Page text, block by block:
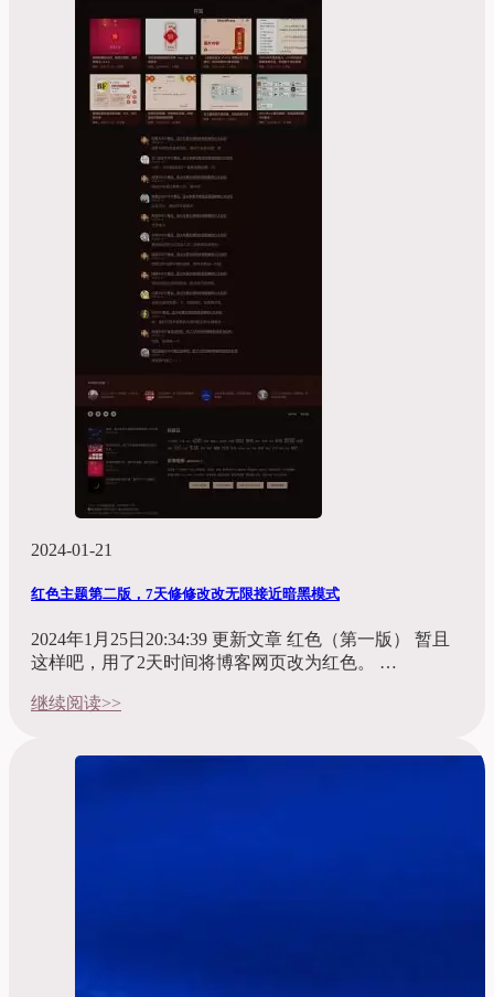
2024-01-21
红色主题第二版，7天修修改改无限接近暗黑模式
2024年1月25日20:34:39 更新文章 红色（第一版） 暂且
这样吧，用了2天时间将博客网页改为红色。 …
继续阅读>>